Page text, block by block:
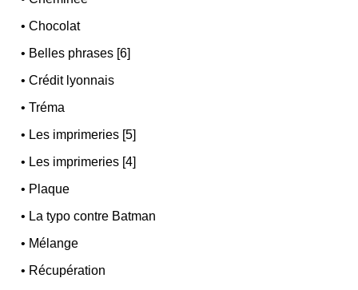
•Chocolat
• Belles phrases [6]
•Crédit lyonnais
•Tréma
• Les imprimeries [5]
• Les imprimeries [4]
• Plaque
• La typo contre Batman
• Mélange
• Récupération